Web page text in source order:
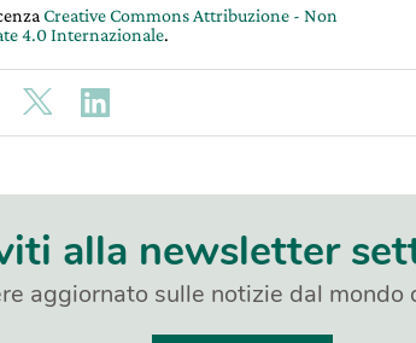
Creative Commons Attribuzione - Non
4.0 Internazionale.
alla newsletter
aggiornato sulle notizie dal mondo